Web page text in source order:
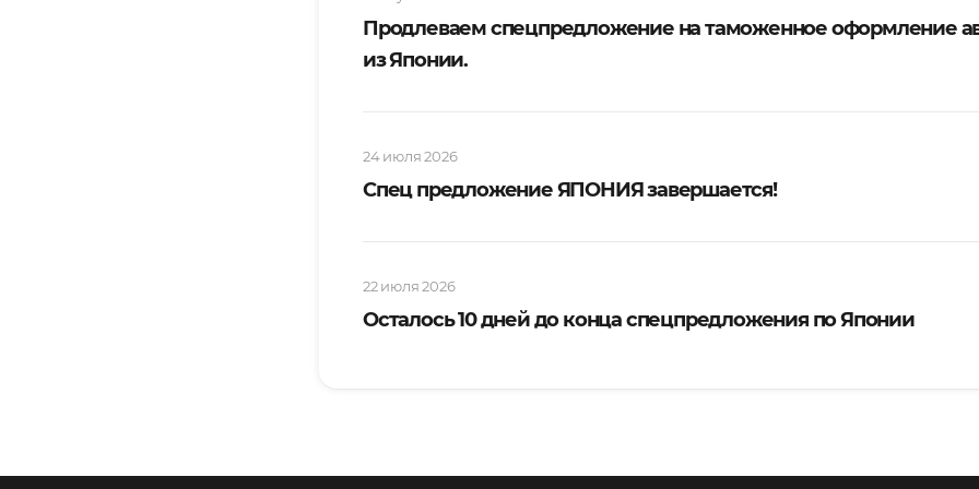
Продлеваем спецпредложение на таможенное оформление
из Японии.
24 июля 2026
Спец предложение ЯПОНИЯ завершается!
22 июля 2026
Осталось 10 дней до конца спецпредложения по Японии